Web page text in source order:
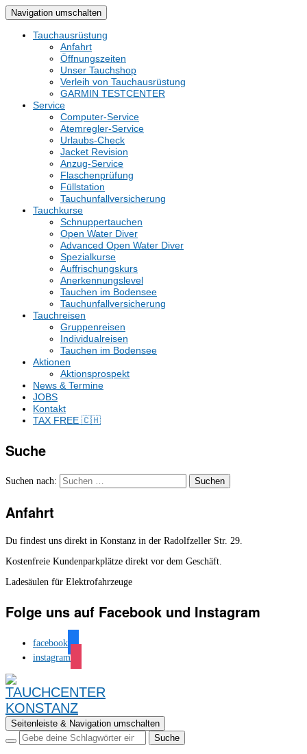
Navigation umschalten
Tauchausrüstung
Anfahrt
Öffnungszeiten
Unser Tauchshop
Verleih von Tauchausrüstung
GARMIN TESTCENTER
Service
Computer-Service
Atemregler-Service
Urlaubs-Check
Jacket Revision
Anzug-Service
Flaschenprüfung
Füllstation
Tauchunfallversicherung
Tauchkurse
Schnuppertauchen
Open Water Diver
Advanced Open Water Diver
Spezialkurse
Auffrischungskurs
Anerkennungslevel
Tauchen im Bodensee
Tauchunfallversicherung
Tauchreisen
Gruppenreisen
Individualreisen
Tauchen im Bodensee
Aktionen
Aktionsprospekt
News & Termine
JOBS
Kontakt
TAX FREE 🇨🇭
Suche
Suchen nach:
Anfahrt
Du findest uns direkt in Konstanz in der Radolfzeller Str. 29.
Kostenfreie Kundenparkplätze direkt vor dem Geschäft.
Ladesäulen für Elektrofahrzeuge
Folge uns auf Facebook und Instagram
facebook
instagram
Seitenleiste & Navigation umschalten